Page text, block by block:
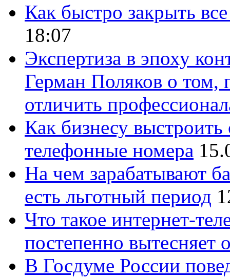
Как быстро закрыть
18:07
Экспертиза в эпоху
Герман Поляков о том,
отличить
Как бизнесу
телефонные номера
На чем зарабатывают
есть льготный период
Что такое интернет-
постепенно вытесняет
В Госдуме России